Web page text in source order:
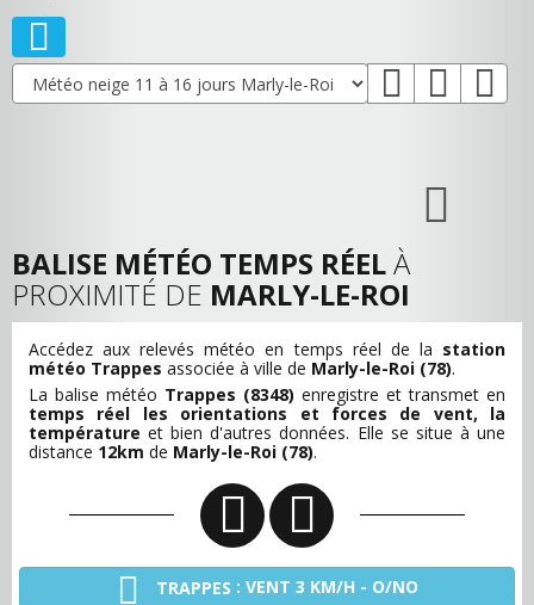
BALISE MÉTÉO TEMPS RÉELÀ
PROXIMITÉ DE MARLY-LE-ROI
Accédez aux relevés météo en temps réel de la station
météo Trappes associée à ville de Marly-le-Roi (78).
La balise météo Trappes (8348) enregistre et transmet en
temps réel les orientations et forces de vent, la
température et bien d'autres données. Elle se situe à une
distance 12km de Marly-le-Roi (78).
TRAPPES : VENT 3 KM/H - O/NO